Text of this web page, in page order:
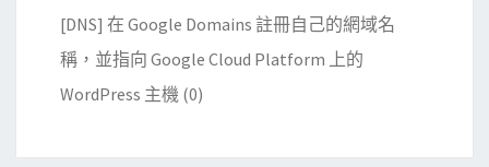
[DNS] 在 Google Domains 註冊自己的網域名
稱，並指向 Google Cloud Platform 上的
WordPress 主機 (0)